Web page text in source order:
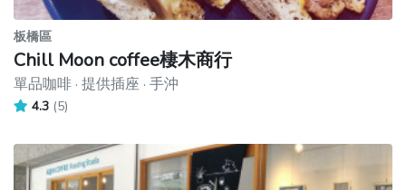
板橋區
Chill Moon coffee棲木商行
單品咖啡 · 提供插座 · 手沖
4.3 (5)